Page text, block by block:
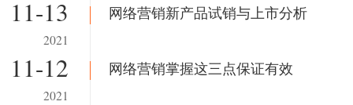
11-13
2021
网络营销新产品试销与上市分析
11-12
2021
网络营销掌握这三点保证有效